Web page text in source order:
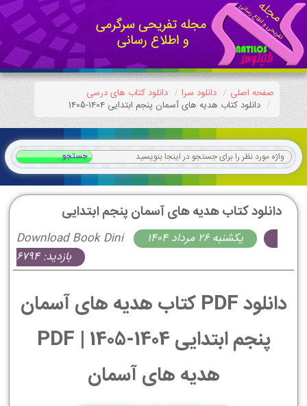
صفحه اصلی دانلود سرا
دانلود کتاب های درسی
دانلود کتاب هدیه های آسمان پنجم ابتدایی 1404-1405
دانلود کتاب هدیه های آسمان پنجم ابتدایی
Download Book Dini
يكشنبه 26 مرداد 1404
بازدید: 6794
دانلود PDF کتاب هدیه های آسمان
پنجم ابتدایی 1404-1405 | PDF
هدیه های آسمان